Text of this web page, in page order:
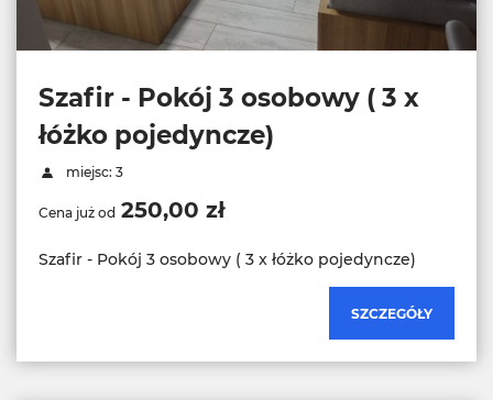
Szafir - Pokój 3 osobowy ( 3 x
łóżko pojedyncze)
miejsc: 3
Cena już od 250,00 zł
Szafir - Pokój 3 osobowy ( 3 x łóżko pojedyncze)
SZCZEGÓŁY